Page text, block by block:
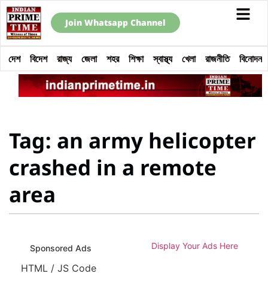
Join Whatsapp Channel
দেশ বিদেশ রাজ্য জেলা শহর শিক্ষা স্বাস্থ্য খেলা রাজনীতি বিনোদন
Tag: an army helicopter
crashed in a remote
area
Sponsored Ads Display Your Ads Here
HTML / JS Code